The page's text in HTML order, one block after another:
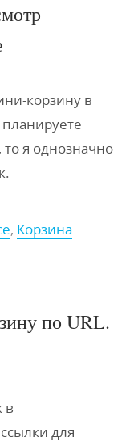
корзину в
я однозначно
, Корзина
по URL.
в
для